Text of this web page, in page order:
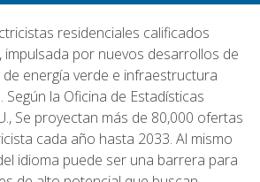
residenciales calificados
por nuevos desarrollos de
de energía verde e infraestructura
Según la Oficina de Estadísticas
Se proyectan más de 80,000 ofertas
cada año hasta 2033. Al mismo
idioma puede ser una barrera para